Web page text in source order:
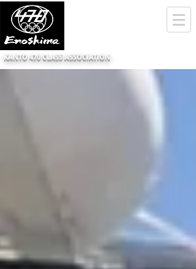
KANTO 470 CLASS ASSOCIATION